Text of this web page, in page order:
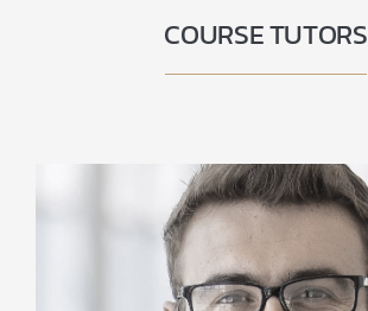
COURSE TUTORS